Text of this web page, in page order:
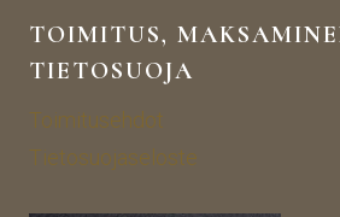
TOIMITUS,
TIETOSUOJA
Toimitusehdot
Tietosuojaseloste